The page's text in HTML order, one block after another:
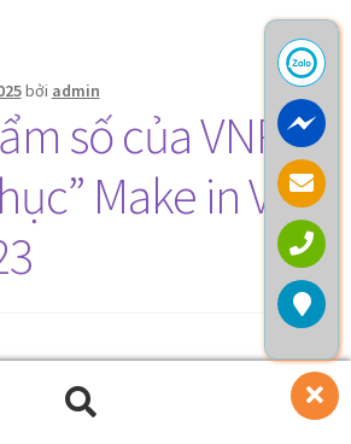
bởi admin
số của VNPT
Make in Viet
Giải thưởng Sản phẩm Công nghệ
2023 vừa được Bộ TT&TT tổ chức